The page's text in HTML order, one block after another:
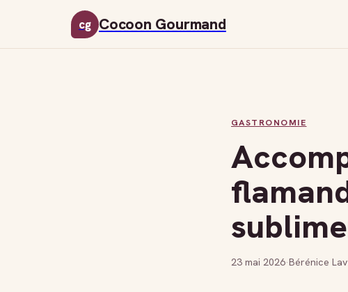
cg Cocoon Gourmand
GASTRONOMIE
23 mai 2026·Bérénice